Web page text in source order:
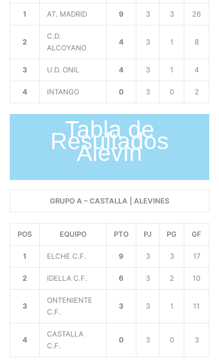
1 AT. MADRID 9 3 3 26
2
C.D.
ALCOYANO
4 3 1 8
3 U.D. ONIL 4 3 1 4
4 INTANGO 0 3 0 2
Tabla de
Resultados
Alevín
GRUPO A – CASTALLA | ALEVINES
POS EQUIPO PTO PJ PG GF
1 ELCHE C.F. 9 3 3 17
2 IDELLA C.F. 6 3 2 10
3
ONTENIENTE
C.F.
3 3 1 11
4
CASTALLA
C.F.
0 3 0 3